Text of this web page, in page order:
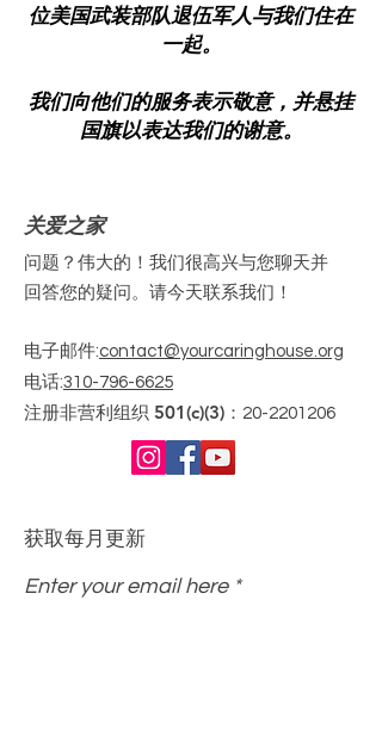
位美国武装部队退伍军人与我们住在
一起。
我们向他们的服务表示敬意，并悬挂
国旗以表达我们的谢意。
关爱之家
问题？伟大的！我们很高兴与您聊天并
回答您的疑问。请今天联系我们！
电子邮件:contact@yourcaringhouse.org
电话:310-796-6625
注册非营利组织 501(c)(3)： 20-2201206
获取每月更新
Enter your email here